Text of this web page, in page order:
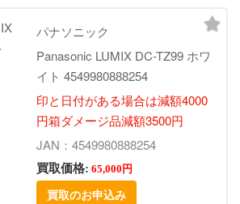
パナソニック
Panasonic LUMIX DC-TZ99 ホワ
イト 4549980888254
印と日付がある場合は減額4000
円箱ダメージ品減額3500円
JAN：4549980888254
買取価格: 65,000円
買取のお申込み